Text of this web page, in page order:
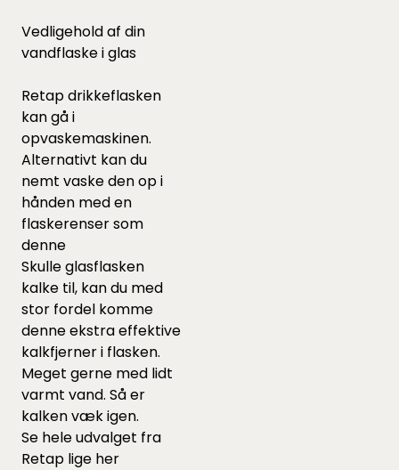
Vedligehold af din
vandflaske i glas
Retap drikkeflasken
kan gå i
opvaskemaskinen.
Alternativt kan du
nemt vaske den op i
hånden med en
flaskerenser som
denne
Skulle glasflasken
kalke til, kan du med
stor fordel komme
denneekstra effektive
kalkfjerner i flasken.
Meget gerne med lidt
varmt vand. Så er
kalken væk igen.
Se hele udvalget fra
Retap lige her